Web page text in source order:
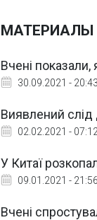
МАТЕРИАЛЫ
Вчені
30.09.2021 - 20:43
Виявлений слід
02.02.2021 - 07:12
У Китаї
09.01.2021 - 21:56
Вчені